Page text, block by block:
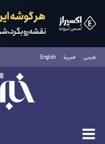
فارسی العربية English
پنجشنبه ۱۵ مرداد ۱۴۰۵